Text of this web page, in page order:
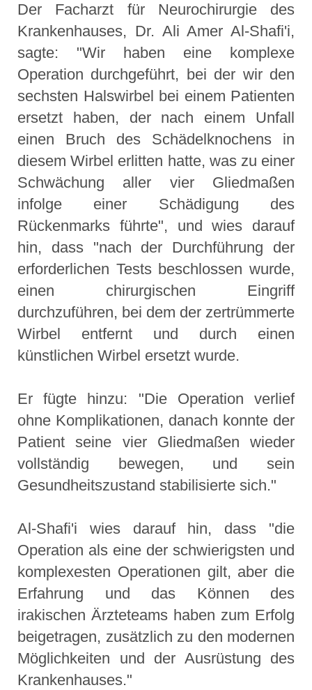
Der Facharzt für Neurochirurgie des
Krankenhauses, Dr. Ali Amer Al-Shafi'i,
sagte: "Wir haben eine komplexe
Operation durchgeführt, bei der wir den
sechsten Halswirbel bei einem Patienten
ersetzt haben, der nach einem Unfall
einen Bruch des Schädelknochens in
diesem Wirbel erlitten hatte, was zu einer
Schwächung aller vier Gliedmaßen
infolge einer Schädigung des
Rückenmarks führte", und wies darauf
hin, dass "nach der Durchführung der
erforderlichen Tests beschlossen wurde,
einen chirurgischen Eingriff
durchzuführen, bei dem der zertrümmerte
Wirbel entfernt und durch einen
künstlichen Wirbel ersetzt wurde.
Er fügte hinzu: "Die Operation verlief
ohne Komplikationen, danach konnte der
Patient seine vier Gliedmaßen wieder
vollständig bewegen, und sein
Gesundheitszustand stabilisierte sich."
Al-Shafi'i wies darauf hin, dass "die
Operation als eine der schwierigsten und
komplexesten Operationen gilt, aber die
Erfahrung und das Können des
irakischen Ärzteteams haben zum Erfolg
beigetragen, zusätzlich zu den modernen
Möglichkeiten und der Ausrüstung des
Krankenhauses."